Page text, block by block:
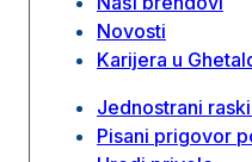
Novosti
Karijera u
Jednostrani
Pisani prigovor